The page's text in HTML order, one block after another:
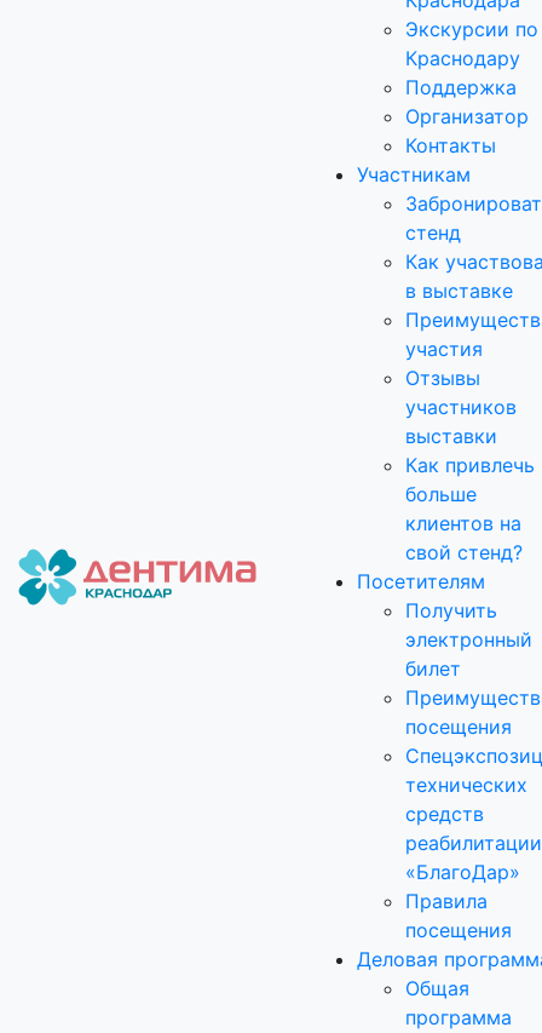
Экскурсии по
Краснодару
Поддержка
Организатор
Контакты
Участникам
стенд
Как
в выставке
участия
Отзывы
участников
выставки
Как привлечь
больше
клиентов на
свой стенд?
Посетителям
Получить
электронный
билет
посещения
технических
средств
реабилитации
«БлагоДар»
Правила
посещения
Деловая
Общая
программа